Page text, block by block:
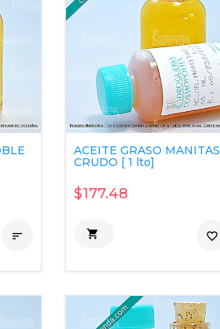

ACEITE GRASO MANITAS
CRUDO [ 1 lto]
$177.48
 favorite_border